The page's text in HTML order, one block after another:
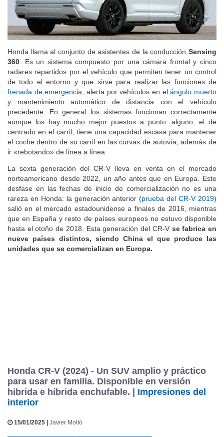
Honda llama al conjunto de asistentes de la conducción Sensing
360. Es un sistema compuesto por una cámara frontal y cinco
radares repartidos por el vehículo que permiten tener un control
de todo el entorno y que sirve para realizar las funciones de
frenada de emergencia, alerta por vehículos en elángulo muerto
y mantenimiento automático de distancia con el vehículo
precedente. En general los sistemas funcionan correctamente
aunque los hay mucho mejor puestos a punto: alguno, el de
centrado en el carril, tiene una capacidad escasa para mantener
el coche dentro de su carril en las curvas de autovía, además de
ir «rebotando» de línea a línea.
La sexta generación del CR-V lleva en venta en el mercado
norteamericano desde 2022, un año antes que en Europa. Este
desfase en las fechas de inicio de comercialización no es una
rareza en Honda: la generación anterior (prueba del CR-V 2019)
salió en el mercado estadounidense a finales de 2016, mientras
que en España y resto de países europeos no estuvo disponible
hasta el otoño de 2018. Esta generación del CR-V se fabrica en
nueve países distintos, siendo China el que produce las
unidades que se comercializan en Europa.
Honda CR-V (2024) - Un SUV amplio y práctico
para usar en familia. Disponible en versión
hibrida e híbrida enchufable. | Impresiones del
interior
15/01/2025 | Javier Moltó